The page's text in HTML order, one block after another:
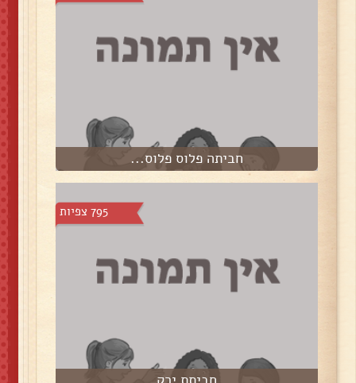
חביתה פלוס פלוס...
795 צפיות